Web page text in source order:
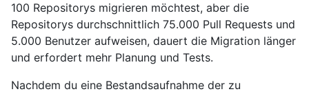
100 Repositorys migrieren möchtest, aber die
Repositorys durchschnittlich 75.000 Pull Requests und
5.000 Benutzer aufweisen, dauert die Migration länger
und erfordert mehr Planung und Tests.
Nachdem du eine Bestandsaufnahme der zu